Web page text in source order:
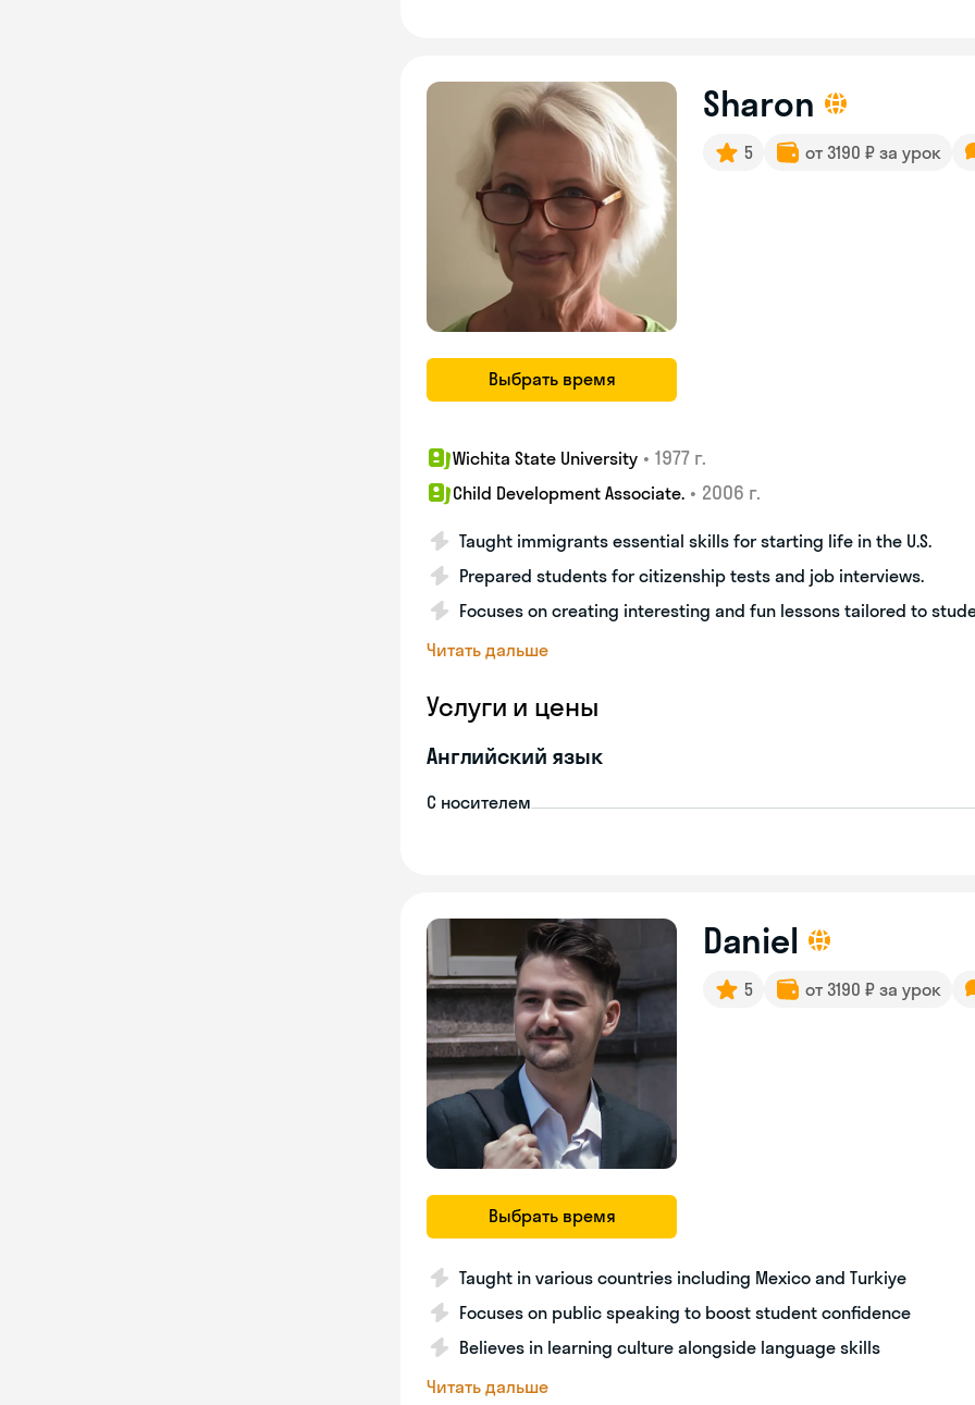
Выбрать время
Sharon
5 от 3190 ₽ за урок
Wichita State University • 1977 г.
Child Development Associate. • 2006 г.
Taught immigrants essential skills for starting life in the U.S.
Prepared students for citizenship tests and job interviews.
Focuses on creating interesting and fun lessons tailored to
Читать дальше
Услуги и цены
Английский язык
С носителем
Выбрать время
Daniel
5 от 3190 ₽ за урок
Taught in various countries including Mexico and Turkiye
Focuses on public speaking to boost student confidence
Believes in learning culture alongside language skills
Читать дальше